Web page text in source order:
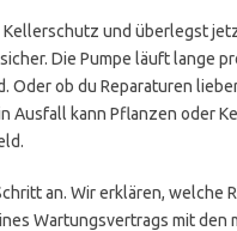
Kellerschutz und überlegst
Die Pumpe läuft lange
Oder ob du Reparaturen
Ausfall kann Pflanzen oder
an. Wir erklären, welche
Wartungsvertrags mit den